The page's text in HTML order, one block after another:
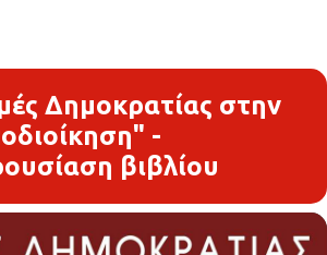
Δημοκρατίας στην
-
βιβλίου